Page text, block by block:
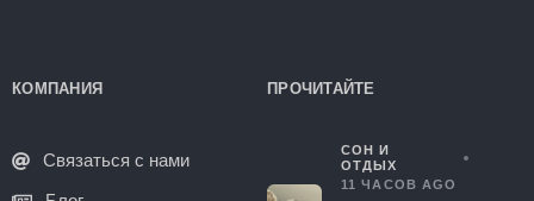
КОМПАНИЯ
Связаться с нами
ПРОЧИТАЙТЕ
СОН И
ОТДЫХ
11 ЧАСОВ AGO